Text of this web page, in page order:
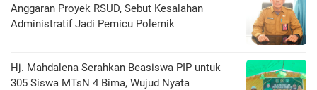
Anggaran Proyek RSUD, Sebut Kesalahan
Administratif Jadi Pemicu Polemik
Hj. Mahdalena Serahkan Beasiswa PIP untuk
305 Siswa MTsN 4 Bima, Wujud Nyata